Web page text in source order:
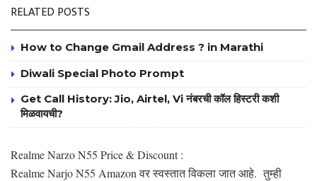
RELATED POSTS
How to Change Gmail Address ? in Marathi
Diwali Special Photo Prompt
Get Call History: Jio, Airtel, Vi नंबरची कॉल हिस्टरी कशी
मिळवायची?
Realme Narzo N55 Price & Discount :
Realme Narjo N55 Amazon वर स्वस्तात विकला जात आहे. तुम्ही